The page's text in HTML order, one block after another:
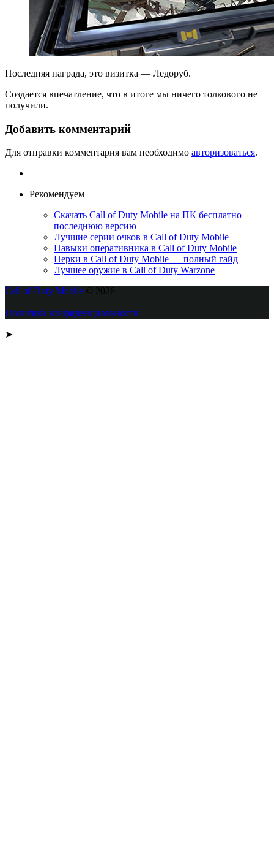
Последняя награда, это визитка — Ледоруб.
Создается впечатление, что в итоге мы ничего толкового не
получили.
Добавить комментарий
Для отправки комментария вам необходимо авторизоваться.
Рекомендуем
Скачать Call of Duty Mobile на ПК бесплатно
последнюю версию
Лучшие серии очков в Call of Duty Mobile
Навыки оперативника в Call of Duty Mobile
Перки в Call of Duty Mobile — полный гайд
Лучшее оружие в Call of Duty Warzone
Call of Duty Mobile © 2026
Политика конфиденциальности
➤